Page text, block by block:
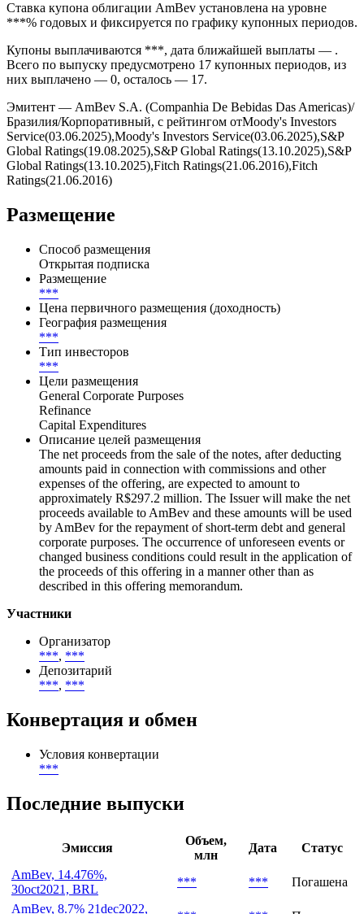
Ставка купона облигации AmBev установлена на уровне
***% годовых и фиксируется по графику купонных периодов.
Купоны выплачиваются ***, дата ближайшей выплаты — .
Всего по выпуску предусмотрено 17 купонных периодов, из
них выплачено — 0, осталось — 17.
Эмитент — AmBev S.A. (Companhia De Bebidas Das Americas)/
Бразилия/Корпоративный, с рейтингом отMoody's Investors
Service(03.06.2025),Moody's Investors Service(03.06.2025),S&P
Global Ratings(19.08.2025),S&P Global Ratings(13.10.2025),S&P
Global Ratings(13.10.2025),Fitch Ratings(21.06.2016),Fitch
Ratings(21.06.2016)
Размещение
Способ размещения
Открытая подписка
Размещение
***
Цена первичного размещения (доходность)
География размещения
***
Тип инвесторов
***
Цели размещения
General Corporate Purposes
Refinance
Capital Expenditures
Описание целей размещения
The net proceeds from the sale of the notes, after deducting
amounts paid in connection with commissions and other
expenses of the offering, are expected to amount to
approximately R$297.2 million. The Issuer will make the net
proceeds available to AmBev and these amounts will be used
by AmBev for the repayment of short-term debt and general
corporate purposes. The occurrence of unforeseen events or
changed business conditions could result in the application of
the proceeds of this offering in a manner other than as
described in this offering memorandum.
Участники
Организатор
***, ***
Депозитарий
***, ***
Конвертация и обмен
Условия конвертации
***
Последние выпуски
Эмиссия
Объем,
млн
Дата
Статус
AmBev, 14.476%,
30oct2021, BRL
*** ***
Погашена
AmBev, 8.7% 21dec2022,